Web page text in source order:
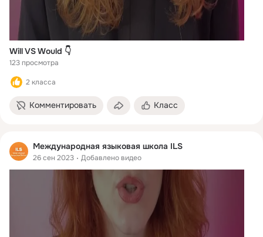
Will VS Would 👇
123 просмотра
2 класса
Комментировать Класс
Международная языковая школа ILS
26 сен 2023 Добавлено видео